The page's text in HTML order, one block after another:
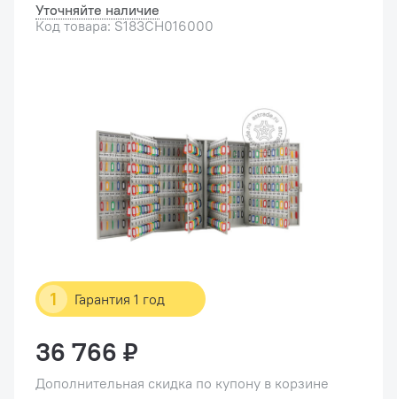
1 Гарантия 1 год
Уточняйте наличие
Код товара: S183CH016000
36 766 ₽
Дополнительная скидка по купону в корзине